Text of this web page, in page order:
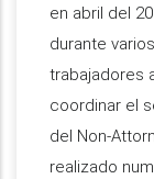
en abril del
durante
trabajadores
coordinar el
del Non-
realizado